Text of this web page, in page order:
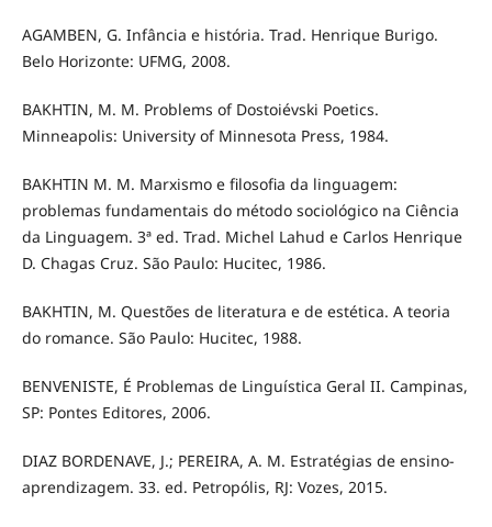
AGAMBEN, G. Infância e história. Trad. Henrique Burigo.
Belo Horizonte: UFMG, 2008.
BAKHTIN, M. M. Problems of Dostoiévski Poetics.
Minneapolis: University of Minnesota Press, 1984.
BAKHTIN M. M. Marxismo e filosofia da linguagem:
problemas fundamentais do método sociológico na Ciência
da Linguagem. 3ª ed. Trad. Michel Lahud e Carlos Henrique
D. Chagas Cruz. São Paulo: Hucitec, 1986.
BAKHTIN, M. Questões de literatura e de estética. A teoria
do romance. São Paulo: Hucitec, 1988.
BENVENISTE, É Problemas de Linguística Geral II. Campinas,
SP: Pontes Editores, 2006.
DIAZ BORDENAVE, J.; PEREIRA, A. M. Estratégias de ensino-
aprendizagem. 33. ed. Petropólis, RJ: Vozes, 2015.